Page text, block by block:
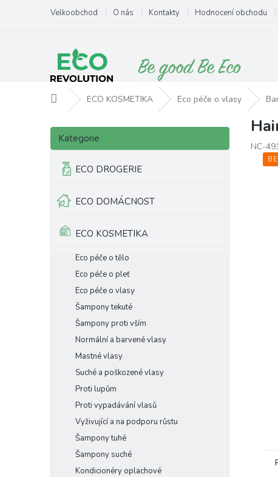
obsah
Velkoobchod O nás Kontakty Hodnocení obchodu
Domů ECO KOSMETIKA Eco péče o vlasy
P
s
n
Přeskočit
kategorie
Kategorie
ECO DROGERIE
ECO DOMÁCNOST
ECO KOSMETIKA
Eco péče o tělo
Eco péče o pleť
Eco péče o vlasy
Šampony tekuté
Šampony proti vším
Normální a barvené vlasy
Mastné vlasy
Suché a poškozené vlasy
Proti lupům
Proti vypadávání vlasů
Vyživující a na podporu růstu
Šampony tuhé
Šampony suché
Kondicionéry oplachové
NC-